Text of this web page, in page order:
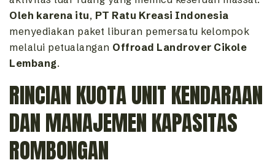
Oleh karena itu, PT Ratu Kreasi Indonesia
menyediakan paket liburan pemersatu kelompok
melalui petualangan Offroad Landrover Cikole
Lembang.
RINCIAN KUOTA UNIT KENDARAAN
DAN MANAJEMEN KAPASITAS
ROMBONGAN